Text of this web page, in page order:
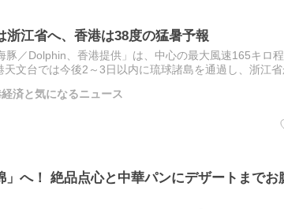
浙江省へ、香港は38度の猛暑予報
豚／Dolphin、香港提供」は、中心の最大風速165キロ
文台では今後2～3日以内に琉球諸島を通過し、浙江省
済と気になるニュース
」へ！ 絶品点心と中華パンにデザートまでお